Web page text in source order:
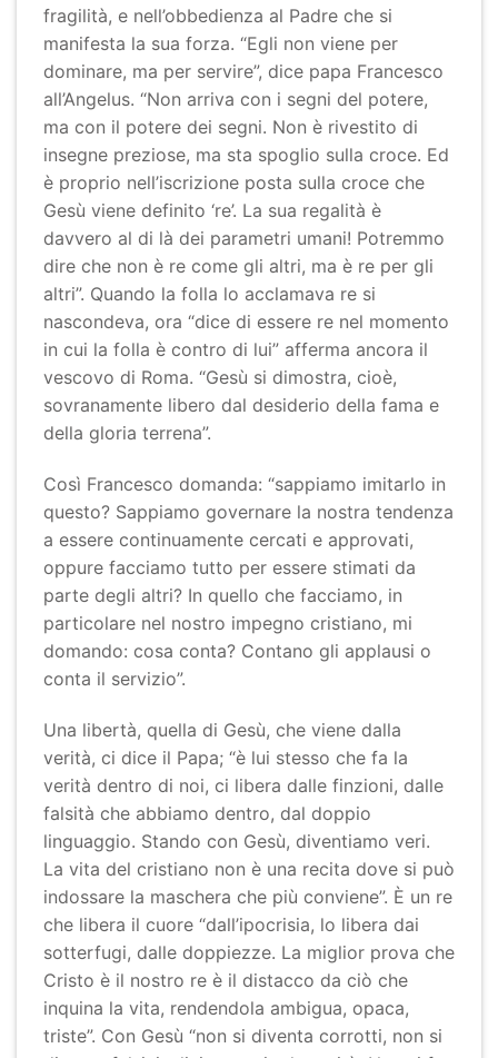
fragilità, e nell’obbedienza al Padre che si
manifesta la sua forza. “Egli non viene per
dominare, ma per servire”, dice papa Francesco
all’Angelus. “Non arriva con i segni del potere,
ma con il potere dei segni. Non è rivestito di
insegne preziose, ma sta spoglio sulla croce. Ed
è proprio nell’iscrizione posta sulla croce che
Gesù viene definito ‘re’. La sua regalità è
davvero al di là dei parametri umani! Potremmo
dire che non è re come gli altri, ma è re per gli
altri”. Quando la folla lo acclamava re si
nascondeva, ora “dice di essere re nel momento
in cui la folla è contro di lui” afferma ancora il
vescovo di Roma. “Gesù si dimostra, cioè,
sovranamente libero dal desiderio della fama e
della gloria terrena”.
Così Francesco domanda: “sappiamo imitarlo in
questo? Sappiamo governare la nostra tendenza
a essere continuamente cercati e approvati,
oppure facciamo tutto per essere stimati da
parte degli altri? In quello che facciamo, in
particolare nel nostro impegno cristiano, mi
domando: cosa conta? Contano gli applausi o
conta il servizio”.
Una libertà, quella di Gesù, che viene dalla
verità, ci dice il Papa; “è lui stesso che fa la
verità dentro di noi, ci libera dalle finzioni, dalle
falsità che abbiamo dentro, dal doppio
linguaggio. Stando con Gesù, diventiamo veri.
La vita del cristiano non è una recita dove si può
indossare la maschera che più conviene”. È un re
che libera il cuore “dall’ipocrisia, lo libera dai
sotterfugi, dalle doppiezze. La miglior prova che
Cristo è il nostro re è il distacco da ciò che
inquina la vita, rendendola ambigua, opaca,
triste”. Con Gesù “non si diventa corrotti, non si